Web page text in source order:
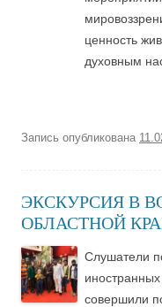
ценность
духовным
Запись опубликована
ЭКСКУРСИЯ В
ОБЛАСТНОЙ
Слушатели
совершили